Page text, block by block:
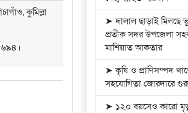
কুমিল্লা
➤ দালাল ছাড়াই মিলছে
প্রতীক সদর উপজেলা
মাশিয়াত আকতার
➤ কৃষি ও প্রাণিসম্পদ
সহযোগিতা জোরদারে
➤ ১২০ বয়সেও কারো